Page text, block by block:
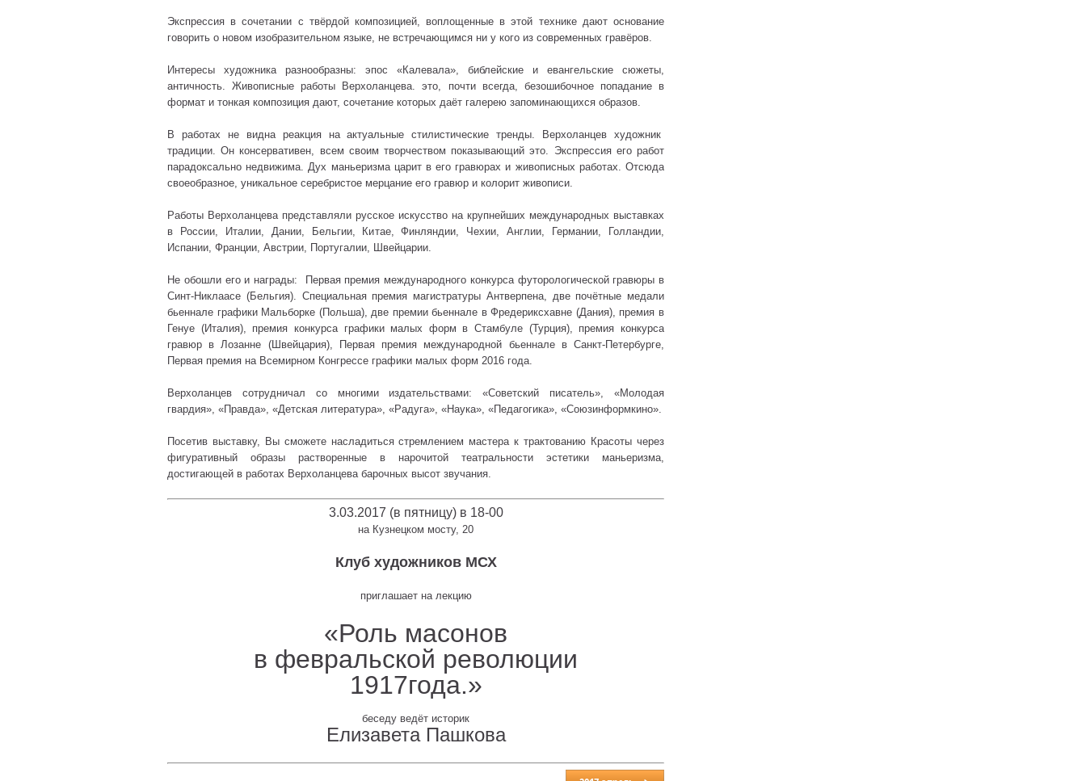
Экспрессия в сочетании с твёрдой композицией, воплощенные в этой технике дают основание
говорить о новом изобразительном языке, не встречающимся ни у кого из современных гравёров.
Интересы художника разнообразны: эпос «Калевала», библейские и евангельские сюжеты,
античность. Живописные работы Верхоланцева. это, почти всегда, безошибочное попадание в
формат и тонкая композиция дают, сочетание которых даёт галерею запоминающихся образов.
В работах не видна реакция на актуальные стилистические тренды. Верхоланцев художник
традиции. Он консервативен, всем своим творчеством показывающий это. Экспрессия его работ
парадоксально недвижима. Дух маньеризма царит в его гравюрах и живописных работах. Отсюда
своеобразное, уникальное серебристое мерцание его гравюр и колорит живописи.
Работы Верхоланцева представляли русское искусство на крупнейших международных выставках
в России, Италии, Дании, Бельгии, Китае, Финляндии, Чехии, Англии, Германии, Голландии,
Испании, Франции, Австрии, Португалии, Швейцарии.
Не обошли его и награды: Первая премия международного конкурса футорологической гравюры в
Синт-Никлаасе (Бельгия). Специальная премия магистратуры Антверпена, две почётные медали
бьеннале графики Мальборке (Польша), две премии бьеннале в Фредериксхавне (Дания), премия в
Генуе (Италия), премия конкурса графики малых форм в Стамбуле (Турция), премия конкурса
гравюр в Лозанне (Швейцария), Первая премия международной бьеннале в Санкт-Петербурге,
Первая премия на Всемирном Конгрессе графики малых форм 2016 года.
Верхоланцев сотрудничал со многими издательствами: «Советский писатель», «Молодая
гвардия», «Правда», «Детская литература», «Радуга», «Наука», «Педагогика», «Союзинформкино».
Посетив выставку, Вы сможете насладиться стремлением мастера к трактованию Красоты через
фигуративный образы растворенные в нарочитой театральности эстетики маньеризма,
достигающей в работах Верхоланцева барочных высот звучания.
3.03.2017 (в пятницу) в 18-00
на Кузнецком мосту, 20
Клуб художников МСХ
приглашает на лекцию
«Роль масонов
в февральской революции
1917года.»
беседу ведёт историк
Елизавета Пашкова